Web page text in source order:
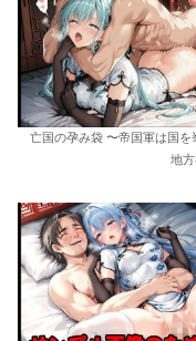
亡国の孕み袋 〜帝国軍は国
地